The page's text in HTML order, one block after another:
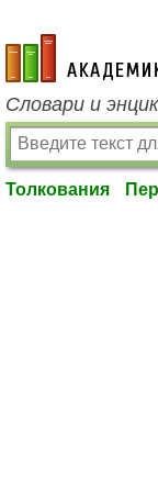
academic.ru
Словари и
Толкования